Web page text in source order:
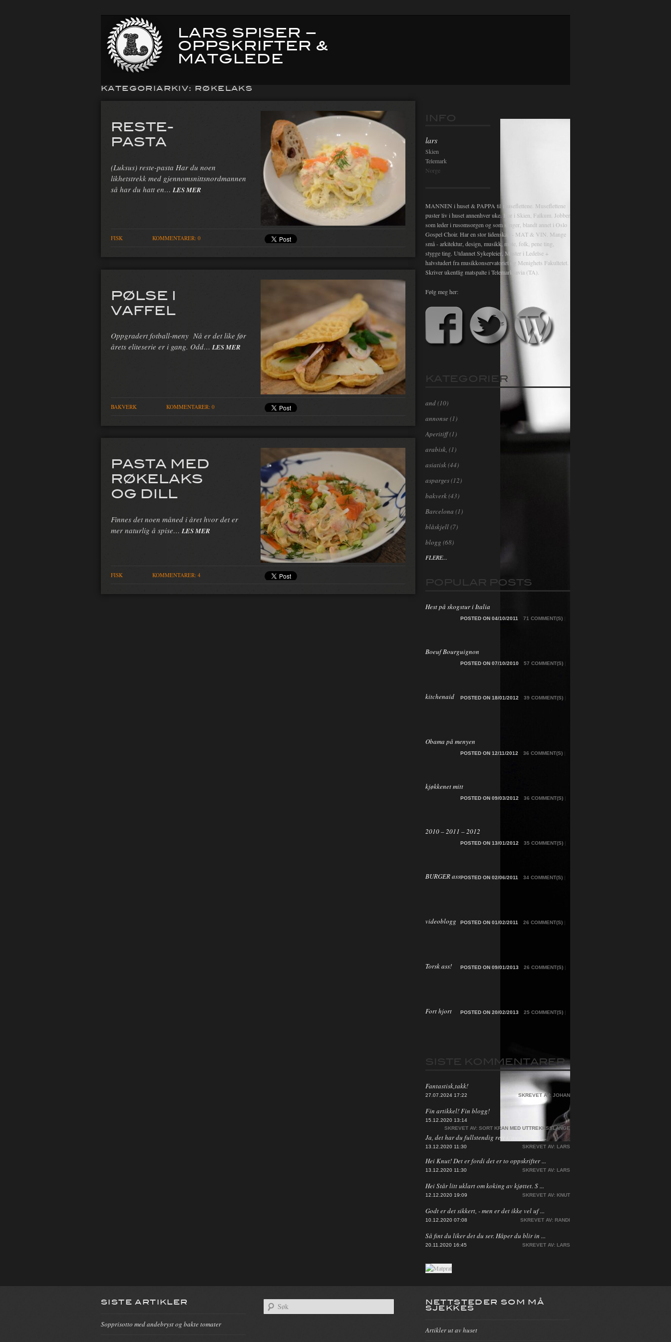
LARS SPISER –
OPPSKRIFTER &
MATGLEDE
KATEGORIARKIV: RØKELAKS
RESTE-
PASTA
(Luksus) reste-pasta Har du noen
likhetstrekk med gjennomsnittsnordmannen
så har du hatt en… LES MER
FISK KOMMENTARER: 0
PØLSE I
VAFFEL
Oppgradert fotball-meny Nå er det like før
årets eliteserie er i gang. Odd… LES MER
BAKVERK KOMMENTARER: 0
PASTA MED
RØKELAKS
OG DILL
Finnes det noen måned i året hvor det er
mer naturlig å spise… LES MER
FISK KOMMENTARER: 4
INFO
lars
Skien
Telemark
Norge
MANNEN i huset & PAPPA til museflettene. Museflettene
puster liv i huset annenhver uke. Bor i Skien, Falkum. Jobber
som leder i rusomsorgen og som sanger, blandt annet i Oslo
Gospel Choir. Har en stor lidenskap - MAT & VIN. Mange
små - arkitektur, design, musikk, mote, folk, pene ting,
stygge ting. Utdannet Sykepleier, Master i Ledelse +
halvstudert fra musikkonservatoriet og Menighets Fakultetet.
Skriver ukentlig matspalte i Telemarksavia (TA).
Følg meg her:
KATEGORIER
and(10)
annonse (1)
Aperitiff(1)
arabisk, (1)
asiatisk(44)
asparges(12)
bakverk(43)
Barcelona (1)
blåskjell(7)
blogg (68)
FLERE...
POPULAR POSTS
Hest på skogstur i Italia
71 COMMENT(S)
POSTED ON 04/10/2011
Boeuf Bourguignon
57 COMMENT(S)
POSTED ON 07/10/2010
kitchenaid 39 COMMENT(S)
POSTED ON 18/01/2012
Obama på menyen
36 COMMENT(S)
POSTED ON 12/11/2012
kjøkkenet mitt
36 COMMENT(S) |
POSTED ON 09/03/2012
2010 – 2011 – 2012
35 COMMENT(S) |
POSTED ON 13/01/2012
BURGER ass 34 COMMENT(S) |
POSTED ON 02/06/2011
videoblogg 26 COMMENT(S) |
POSTED ON 01/02/2011
Torsk ass! 26 COMMENT(S) |
POSTED ON 09/01/2013
Fort hjort 25 COMMENT(S) |
POSTED ON 20/02/2013
SISTE KOMMENTARER
Fantastisk,takk!
27.07.2024 17:22 SKREVET AV: JOHAN
Fin artikkel! Fin blogg!
15.12.2020 13:14
SKREVET AV: SORT KRAN MED UTTREKKSSLANGE
Ja, det har du fullstendig rett i, men jeg ha ...
13.12.2020 11:30 SKREVET AV: LARS
Hei Knut! Det er fordi det er to oppskrifter ...
13.12.2020 11:30 SKREVET AV: LARS
Hei Står litt uklart om koking av kjøttet. S ...
12.12.2020 19:09 SKREVET AV: KNUT
Godt er det sikkert, - men er det ikke vel uf ...
10.12.2020 07:08 SKREVET AV: RANDI
Så fint du liker det du ser. Håper du blir in ...
20.11.2020 16:45 SKREVET AV: LARS
SISTE ARTIKLER
Sopprisotto med andebryst og bakte tomater
NETTSTEDER SOM MÅ
SJEKKES
Artikler ut av huset